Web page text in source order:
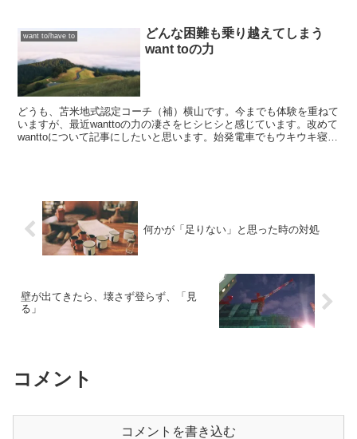
want to/have to
どんな困難も乗り越えてしまう
want toの力
どうも、苫米地式認定コーチ（補）横山です。今までも体験を重ねて
いますが、最近wanttoの力の凄さをヒシヒシと感じています。改めて
wanttoについて記事にしたいと思います。始発電車でもウキウキ寝不
何かが「足りない」と思った時の対処
壁が出てきたら、壊さず登らず、「見
る」
コメント
コメントを書き込む